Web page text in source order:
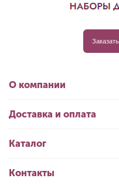
О компании
Доставка и оплата
Каталог
Контакты